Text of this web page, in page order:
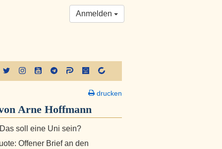
Anmelden
drucken
Arne Hoffmann
soll eine Uni sein?
Offener Brief an den